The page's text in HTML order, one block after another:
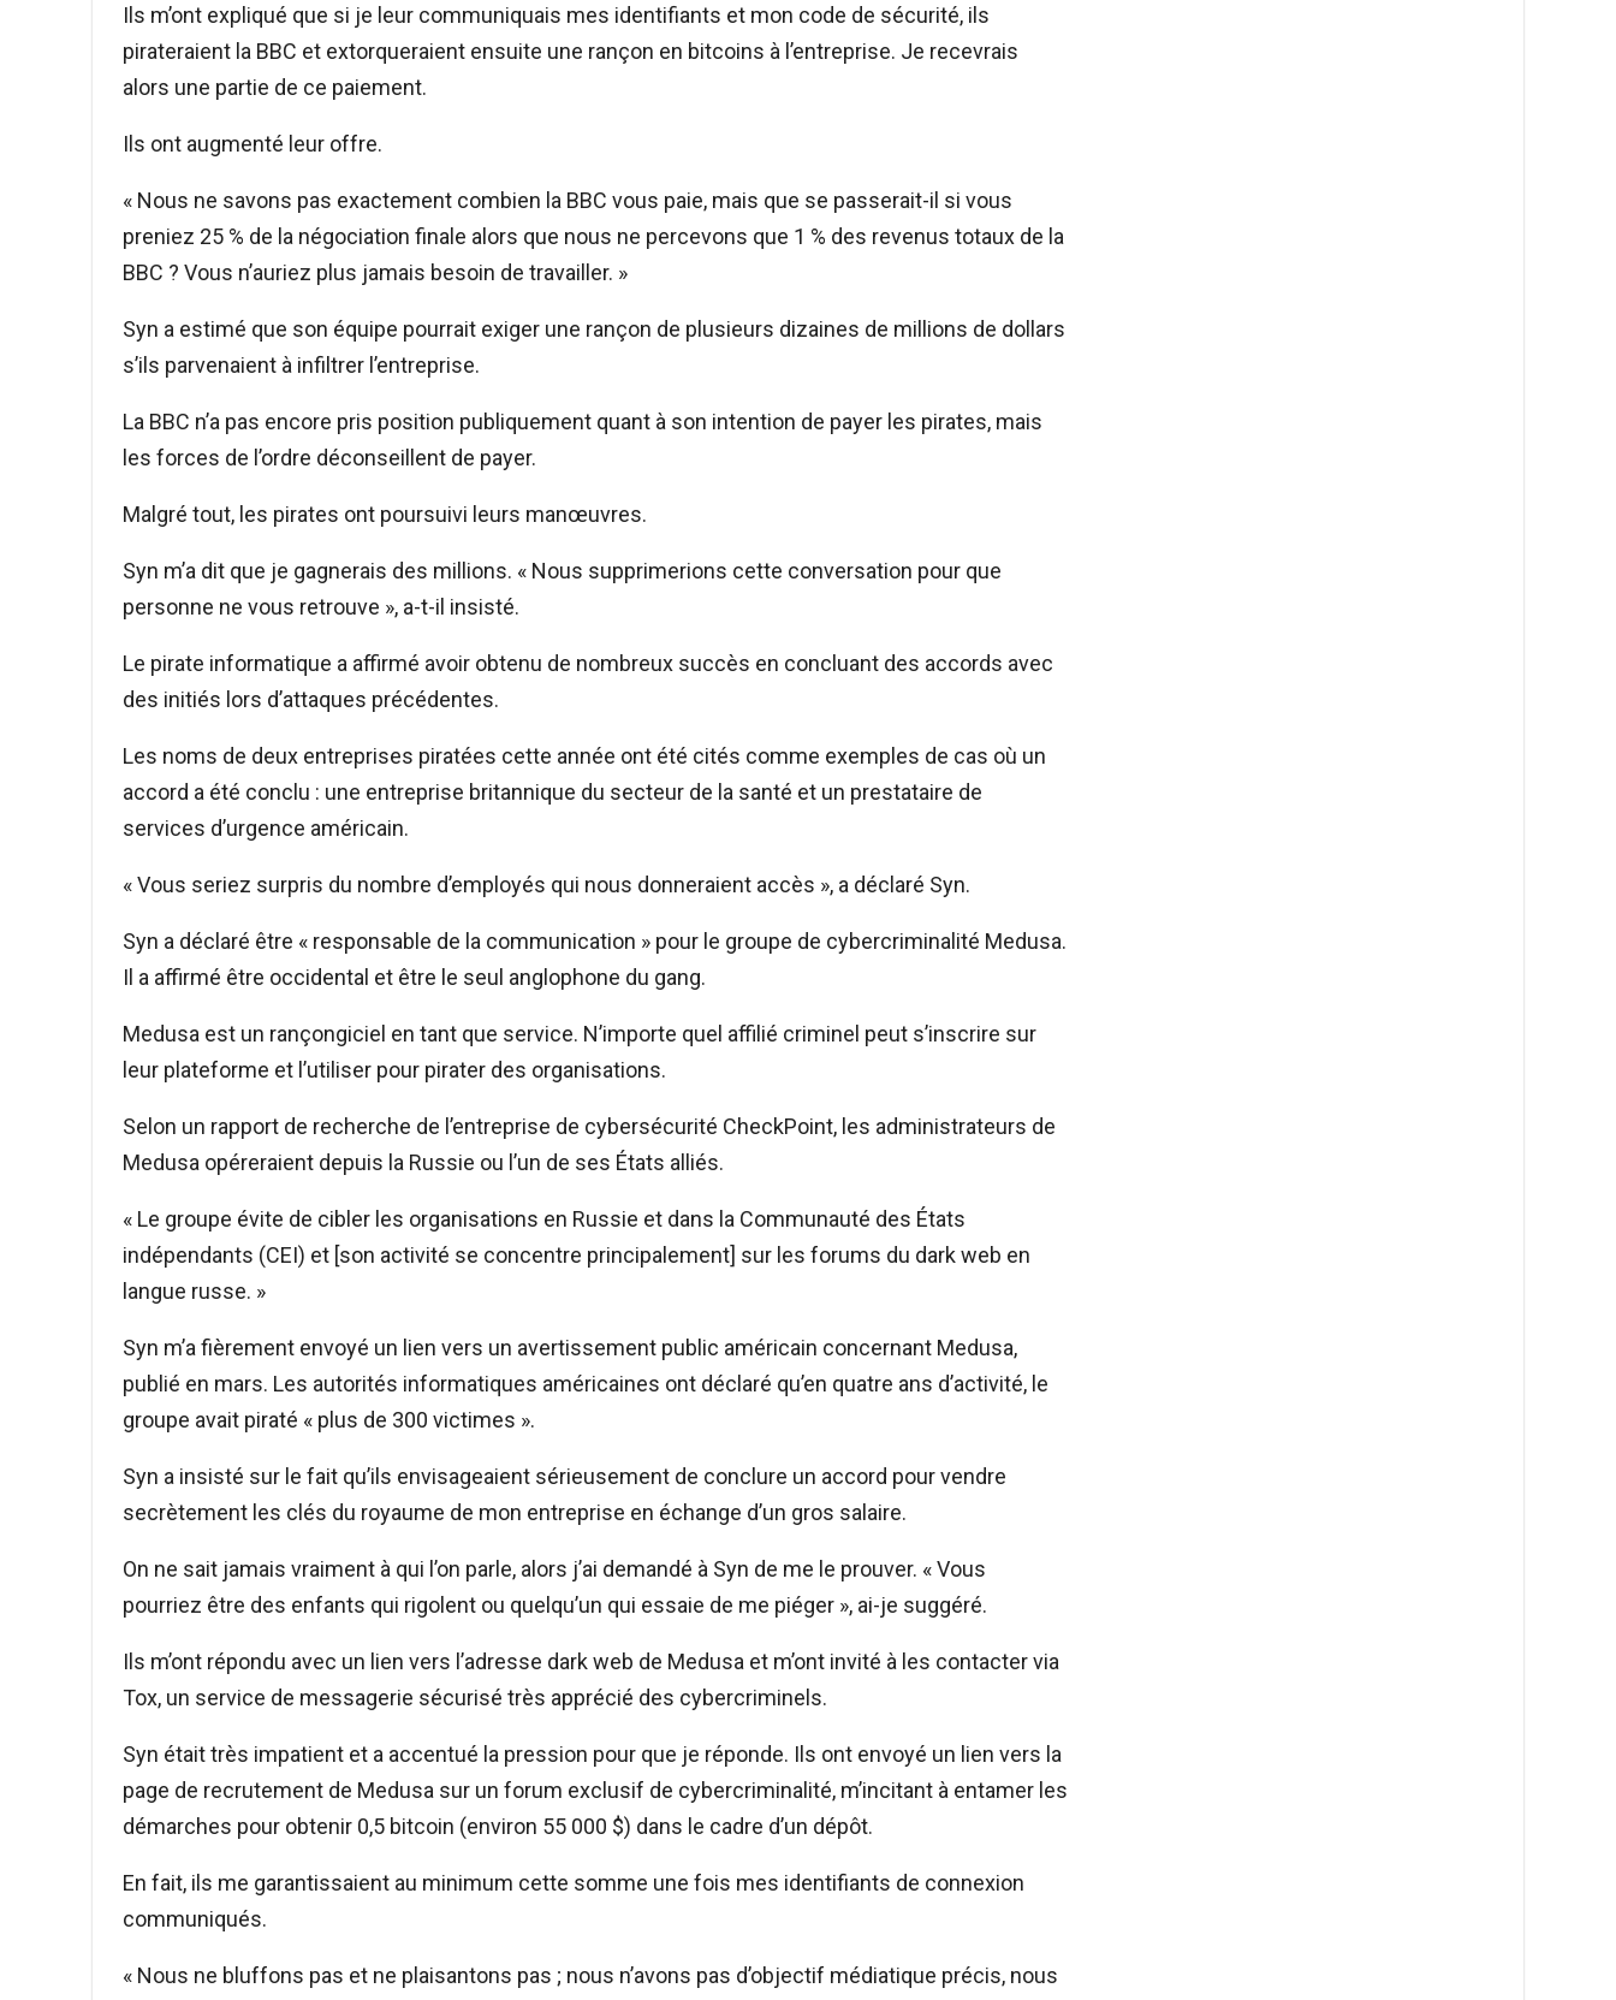
Ils m’ont expliqué que si je leur communiquais mes identifiants et mon code de sécurité, ils
pirateraient la BBC et extorqueraient ensuite une rançon en bitcoins à l’entreprise. Je recevrais
alors une partie de ce paiement.
Ils ont augmenté leur offre.
« Nous ne savons pas exactement combien la BBC vous paie, mais que se passerait-il si vous
preniez 25 % de la négociation finale alors que nous ne percevons que 1 % des revenus totaux de la
BBC ? Vous n’auriez plus jamais besoin de travailler. »
Syn a estimé que son équipe pourrait exiger une rançon de plusieurs dizaines de millions de dollars
s’ils parvenaient à infiltrer l’entreprise.
La BBC n’a pas encore pris position publiquement quant à son intention de payer les pirates, mais
les forces de l’ordre déconseillent de payer.
Malgré tout, les pirates ont poursuivi leurs manœuvres.
Syn m’a dit que je gagnerais des millions. « Nous supprimerions cette conversation pour que
personne ne vous retrouve », a-t-il insisté.
Le pirate informatique a affirmé avoir obtenu de nombreux succès en concluant des accords avec
des initiés lors d’attaques précédentes.
Les noms de deux entreprises piratées cette année ont été cités comme exemples de cas où un
accord a été conclu : une entreprise britannique du secteur de la santé et un prestataire de
services d’urgence américain.
« Vous seriez surpris du nombre d’employés qui nous donneraient accès », a déclaré Syn.
Syn a déclaré être « responsable de la communication » pour le groupe de cybercriminalité Medusa.
Il a affirmé être occidental et être le seul anglophone du gang.
Medusa est un rançongiciel en tant que service. N’importe quel affilié criminel peut s’inscrire sur
leur plateforme et l’utiliser pour pirater des organisations.
Selon un rapport de recherche de l’entreprise de cybersécurité CheckPoint, les administrateurs de
Medusa opéreraient depuis la Russie ou l’un de ses États alliés.
« Le groupe évite de cibler les organisations en Russie et dans la Communauté des États
indépendants (CEI) et [son activité se concentre principalement] sur les forums du dark web en
langue russe. »
Syn m’a fièrement envoyé un lien vers un avertissement public américain concernant Medusa,
publié en mars. Les autorités informatiques américaines ont déclaré qu’en quatre ans d’activité, le
groupe avait piraté « plus de 300 victimes ».
Syn a insisté sur le fait qu’ils envisageaient sérieusement de conclure un accord pour vendre
secrètement les clés du royaume de mon entreprise en échange d’un gros salaire.
On ne sait jamais vraiment à qui l’on parle, alors j’ai demandé à Syn de me le prouver. « Vous
pourriez être des enfants qui rigolent ou quelqu’un qui essaie de me piéger », ai-je suggéré.
Ils m’ont répondu avec un lien vers l’adresse dark web de Medusa et m’ont invité à les contacter via
Tox, un service de messagerie sécurisé très apprécié des cybercriminels.
Syn était très impatient et a accentué la pression pour que je réponde. Ils ont envoyé un lien vers la
page de recrutement de Medusa sur un forum exclusif de cybercriminalité, m’incitant à entamer les
démarches pour obtenir 0,5 bitcoin (environ 55 000 $) dans le cadre d’un dépôt.
En fait, ils me garantissaient au minimum cette somme une fois mes identifiants de connexion
communiqués.
« Nous ne bluffons pas et ne plaisantons pas ; nous n’avons pas d’objectif médiatique précis, nous